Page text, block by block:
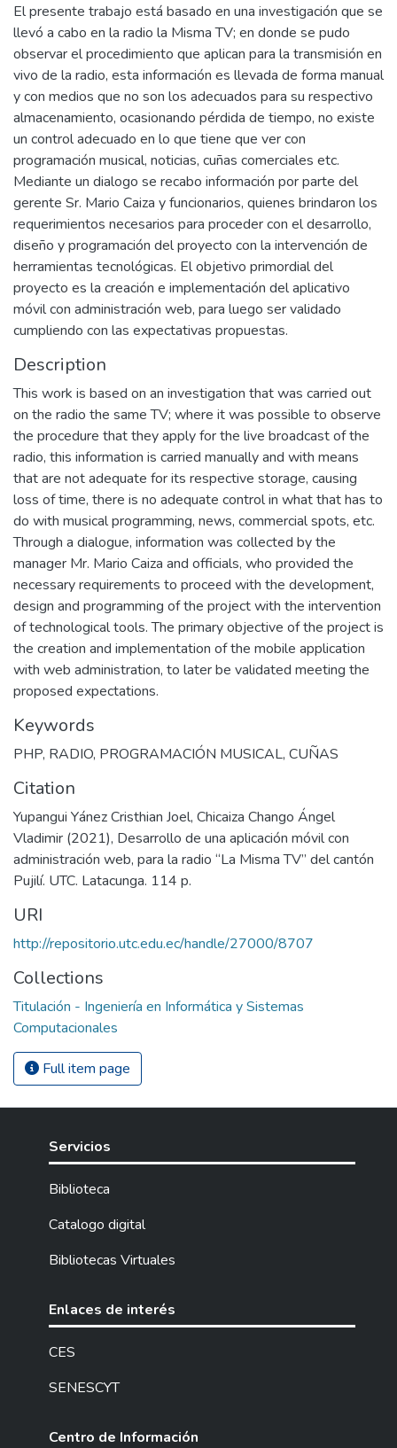
El presente trabajo está basado en una investigación que se
llevó a cabo en la radio la Misma TV; en donde se pudo
observar el procedimiento que aplican para la transmisión en
vivo de la radio, esta información es llevada de forma manual
y con medios que no son los adecuados para su respectivo
almacenamiento, ocasionando pérdida de tiempo, no existe
un control adecuado en lo que tiene que ver con
programación musical, noticias, cuñas comerciales etc.
Mediante un dialogo se recabo información por parte del
gerente Sr. Mario Caiza y funcionarios, quienes brindaron los
requerimientos necesarios para proceder con el desarrollo,
diseño y programación del proyecto con la intervención de
herramientas tecnológicas. El objetivo primordial del
proyecto es la creación e implementación del aplicativo
móvil con administración web, para luego ser validado
cumpliendo con las expectativas propuestas.
Description
This work is based on an investigation that was carried out
on the radio the same TV; where it was possible to observe
the procedure that they apply for the live broadcast of the
radio, this information is carried manually and with means
that are not adequate for its respective storage, causing
loss of time, there is no adequate control in what that has to
do with musical programming, news, commercial spots, etc.
Through a dialogue, information was collected by the
manager Mr. Mario Caiza and officials, who provided the
necessary requirements to proceed with the development,
design and programming of the project with the intervention
of technological tools. The primary objective of the project is
the creation and implementation of the mobile application
with web administration, to later be validated meeting the
proposed expectations.
Keywords
PHP, RADIO, PROGRAMACIÓN MUSICAL, CUÑAS
Citation
Yupangui Yánez Cristhian Joel, Chicaiza Chango Ángel
Vladimir (2021), Desarrollo de una aplicación móvil con
administración web, para la radio “La Misma TV” del cantón
Pujilí. UTC. Latacunga. 114 p.
URI
http://repositorio.utc.edu.ec/handle/27000/8707
Collections
Titulación - Ingeniería en Informática y Sistemas
Computacionales
Full item page
Servicios
Biblioteca
Catalogo digital
Bibliotecas Virtuales
Enlaces de interés
CES
SENESCYT
Centro de Información